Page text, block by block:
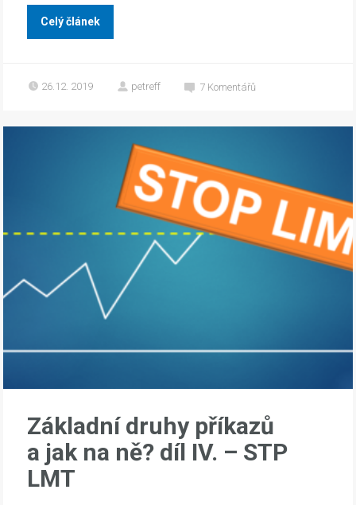
Celý článek
26.12. 2019 petreff 7 Komentářů
Základní druhy příkazů
a jak na ně? díl IV. – STP
LMT